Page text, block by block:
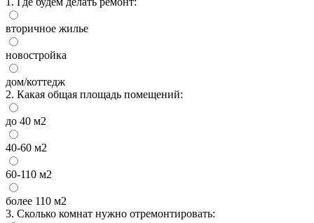
вторичное жилье
новостройка
дом/коттедж
2. Какая общая площадь помещений:
до 40 м2
40-60 м2
60-110 м2
более 110 м2
3. Сколько комнат нужно отремонтировать: